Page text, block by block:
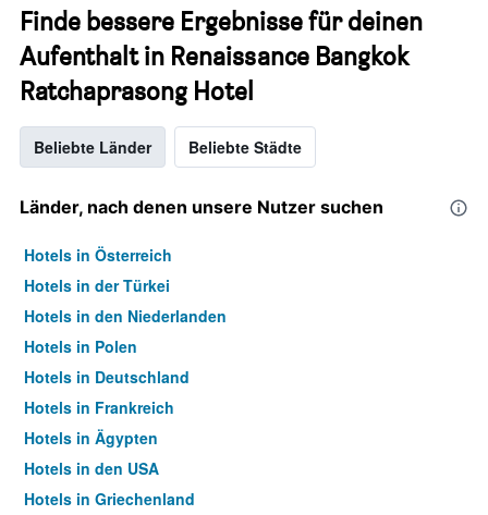
Finde bessere Ergebnisse für deinen
Aufenthalt in Renaissance Bangkok
Ratchaprasong Hotel
Beliebte Länder Beliebte Städte
Länder, nach denen unsere Nutzer suchen
Hotels in Österreich
Hotels in der Türkei
Hotels in den Niederlanden
Hotels in Polen
Hotels in Deutschland
Hotels in Frankreich
Hotels in Ägypten
Hotels in den USA
Hotels in Griechenland